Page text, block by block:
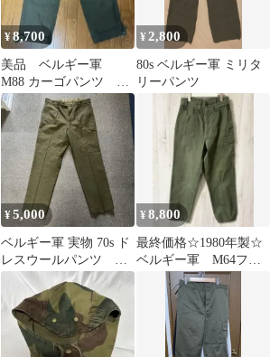
¥8,700
美品 ベルギー軍
M88 カーゴパンツ ミ
リタリーパンツ ヴィ
ンテージ 古着
¥ 2,800
80s ベルギー軍 ミリタ
リーパンツ
¥5,000
ベルギー軍 実物 70s ド
レスウールパンツ オ
リーブ
¥8,800
最終価格☆1980年製☆
ベルギー軍 M64フィ
ールドコンバットパン
ツ L